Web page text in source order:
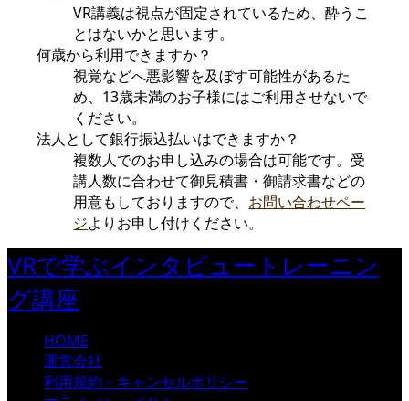
VR講義は視点が固定されているため、酔うこ
とはないかと思います。
何歳から利用できますか？
視覚などへ悪影響を及ぼす可能性があるた
め、13歳未満のお子様にはご利用させないで
ください。
法人として銀行振込払いはできますか？
複数人でのお申し込みの場合は可能です。受
講人数に合わせて御見積書・御請求書などの
用意もしておりますので、 お問い合わせペー
ジよりお申し付けください。
VRで学ぶインタビュートレーニン
グ講座
HOME
運営会社
利用規約・キャンセルポリシー